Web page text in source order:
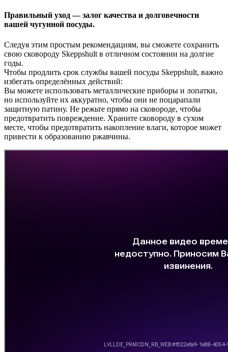
Правильный уход — залог качества и долговечности
вашей чугунной посуды.
Следуя этим простым рекомендациям, вы сможете сохранить
свою сковороду Skeppshult в отличном состоянии на долгие
годы.
Чтобы продлить срок службы вашей посуды Skeppshult, важно
избегать определённых действий:
Вы можете использовать металлические приборы и лопатки,
но используйте их аккуратно, чтобы они не поцарапали
защитную патину. Не режьте прямо на сковороде, чтобы
предотвратить повреждение. Храните сковороду в сухом
месте, чтобы предотвратить накопление влаги, которое может
привести к образованию ржавчины.